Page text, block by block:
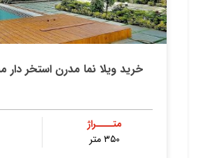
خرید ویلا نما مدرن استخر دار
متــــراژ
۳۵۰ متر